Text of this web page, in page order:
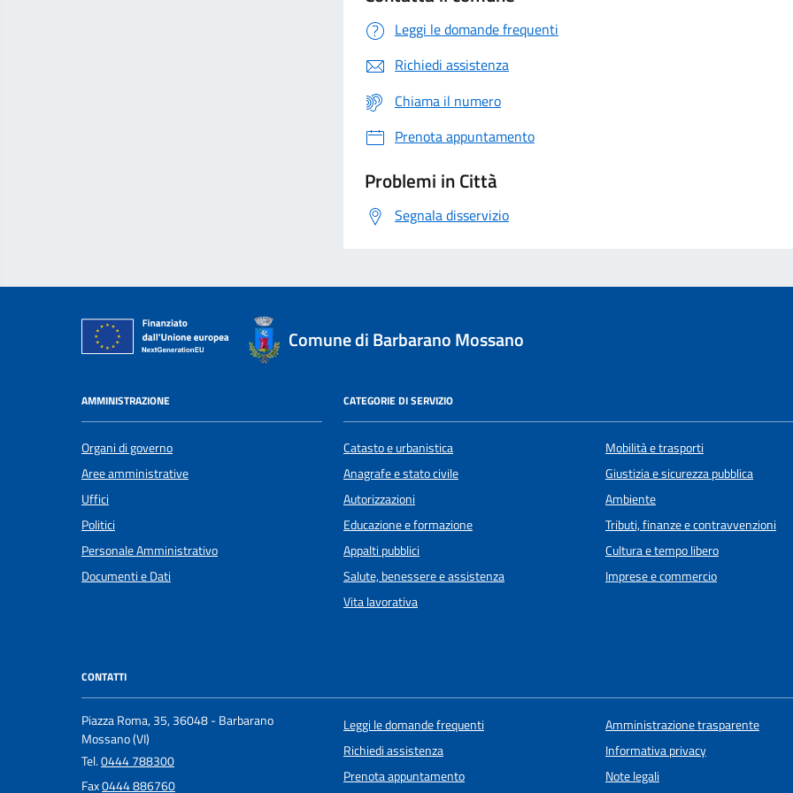
Leggi le domande frequenti
Richiedi assistenza
Chiama il numero
Prenota appuntamento
Problemi in Città
Segnala disservizio
Comune di Barbarano Mossano
AMMINISTRAZIONE
Organi di governo
Aree amministrative
Uffici
Politici
Personale Amministrativo
Documenti e Dati
CATEGORIE DI SERVIZIO
Catasto e urbanistica
Anagrafe e stato civile
Autorizzazioni
Educazione e formazione
Appalti pubblici
Salute, benessere e assistenza
Vita lavorativa
Mobilità e trasporti
Giustizia e sicurezza pubblica
Ambiente
Tributi, finanze e contravvenzioni
Cultura e tempo libero
Imprese e commercio
CONTATTI
Piazza Roma, 35, 36048 - Barbarano
Mossano (VI)
Tel.0444 788300
Fax0444 886760
Leggi le domande frequenti
Richiedi assistenza
Prenota appuntamento
Amministrazione trasparente
Informativa privacy
Note legali